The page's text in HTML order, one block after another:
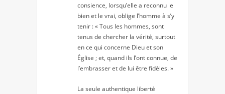
consience, lorsqu’elle a reconnu le
bien et le vrai, oblige l’homme à s’y
tenir : « Tous les hommes, sont
tenus de chercher la vérité, surtout
en ce qui concerne Dieu et son
Église ; et, quand ils l’ont connue, de
l’embrasser et de lui être fidèles. »
La seule authentique liberté